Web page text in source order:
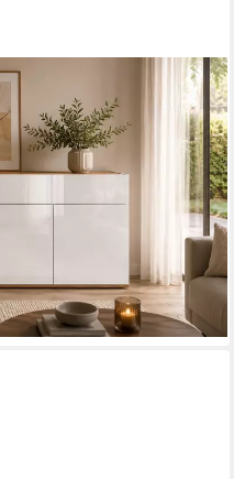
4 Türen mit Push-to-Open,
Schubladen, grifflos